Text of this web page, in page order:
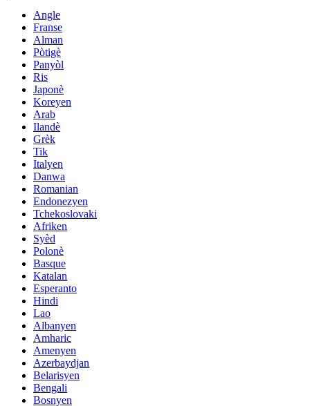
Angle
Franse
Alman
Pòtigè
Panyòl
Ris
Japonè
Koreyen
Arab
Ilandè
Grèk
Tik
Italyen
Danwa
Romanian
Endonezyen
Tchekoslovaki
Afriken
Syèd
Polonè
Basque
Katalan
Esperanto
Hindi
Lao
Albanyen
Amharic
Amenyen
Azerbaydjan
Belarisyen
Bengali
Bosnyen